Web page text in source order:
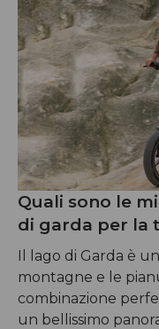
Quali sono le
di garda per la
Il lago di Garda è
montagne e le
combinazione
un bellissimo